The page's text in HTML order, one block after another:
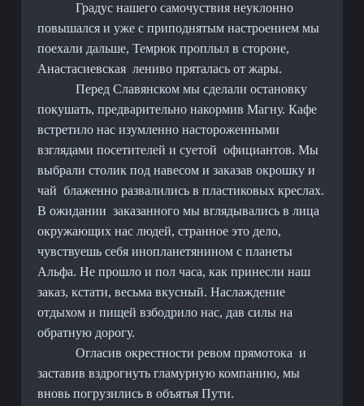
Градус нашего самочуствия неуклонно
повышался и уже с приподнятым настроением мы
поехали дальше, Темрюк проплыл в стороне,
Анастасиевская лениво пряталась от жары.
Перед Славянском мы сделали остановку
покушать, предварительно накормив Магну. Кафе
встретило нас изумленно настороженными
взглядами посетителей и суетой официантов. Мы
выбрали столик под навесом и заказав окрошку и
чай блаженно развалились в пластиковых креслах.
В ожидании заказанного мы вглядывались в лица
окружающих нас людей, странное это дело,
чувствуешь себя инопланетянином с планеты
Альфа. Не прошло и пол часа, как принесли наш
заказ, кстати, весьма вкусный. Наслаждение
отдыхом и пищей взбодрило нас, дав силы на
обратную дорогу.
Огласив окрестности ревом прямотока и
заставив вздрогнуть гламурную компанию, мы
вновь погрузились в объятья Пути.